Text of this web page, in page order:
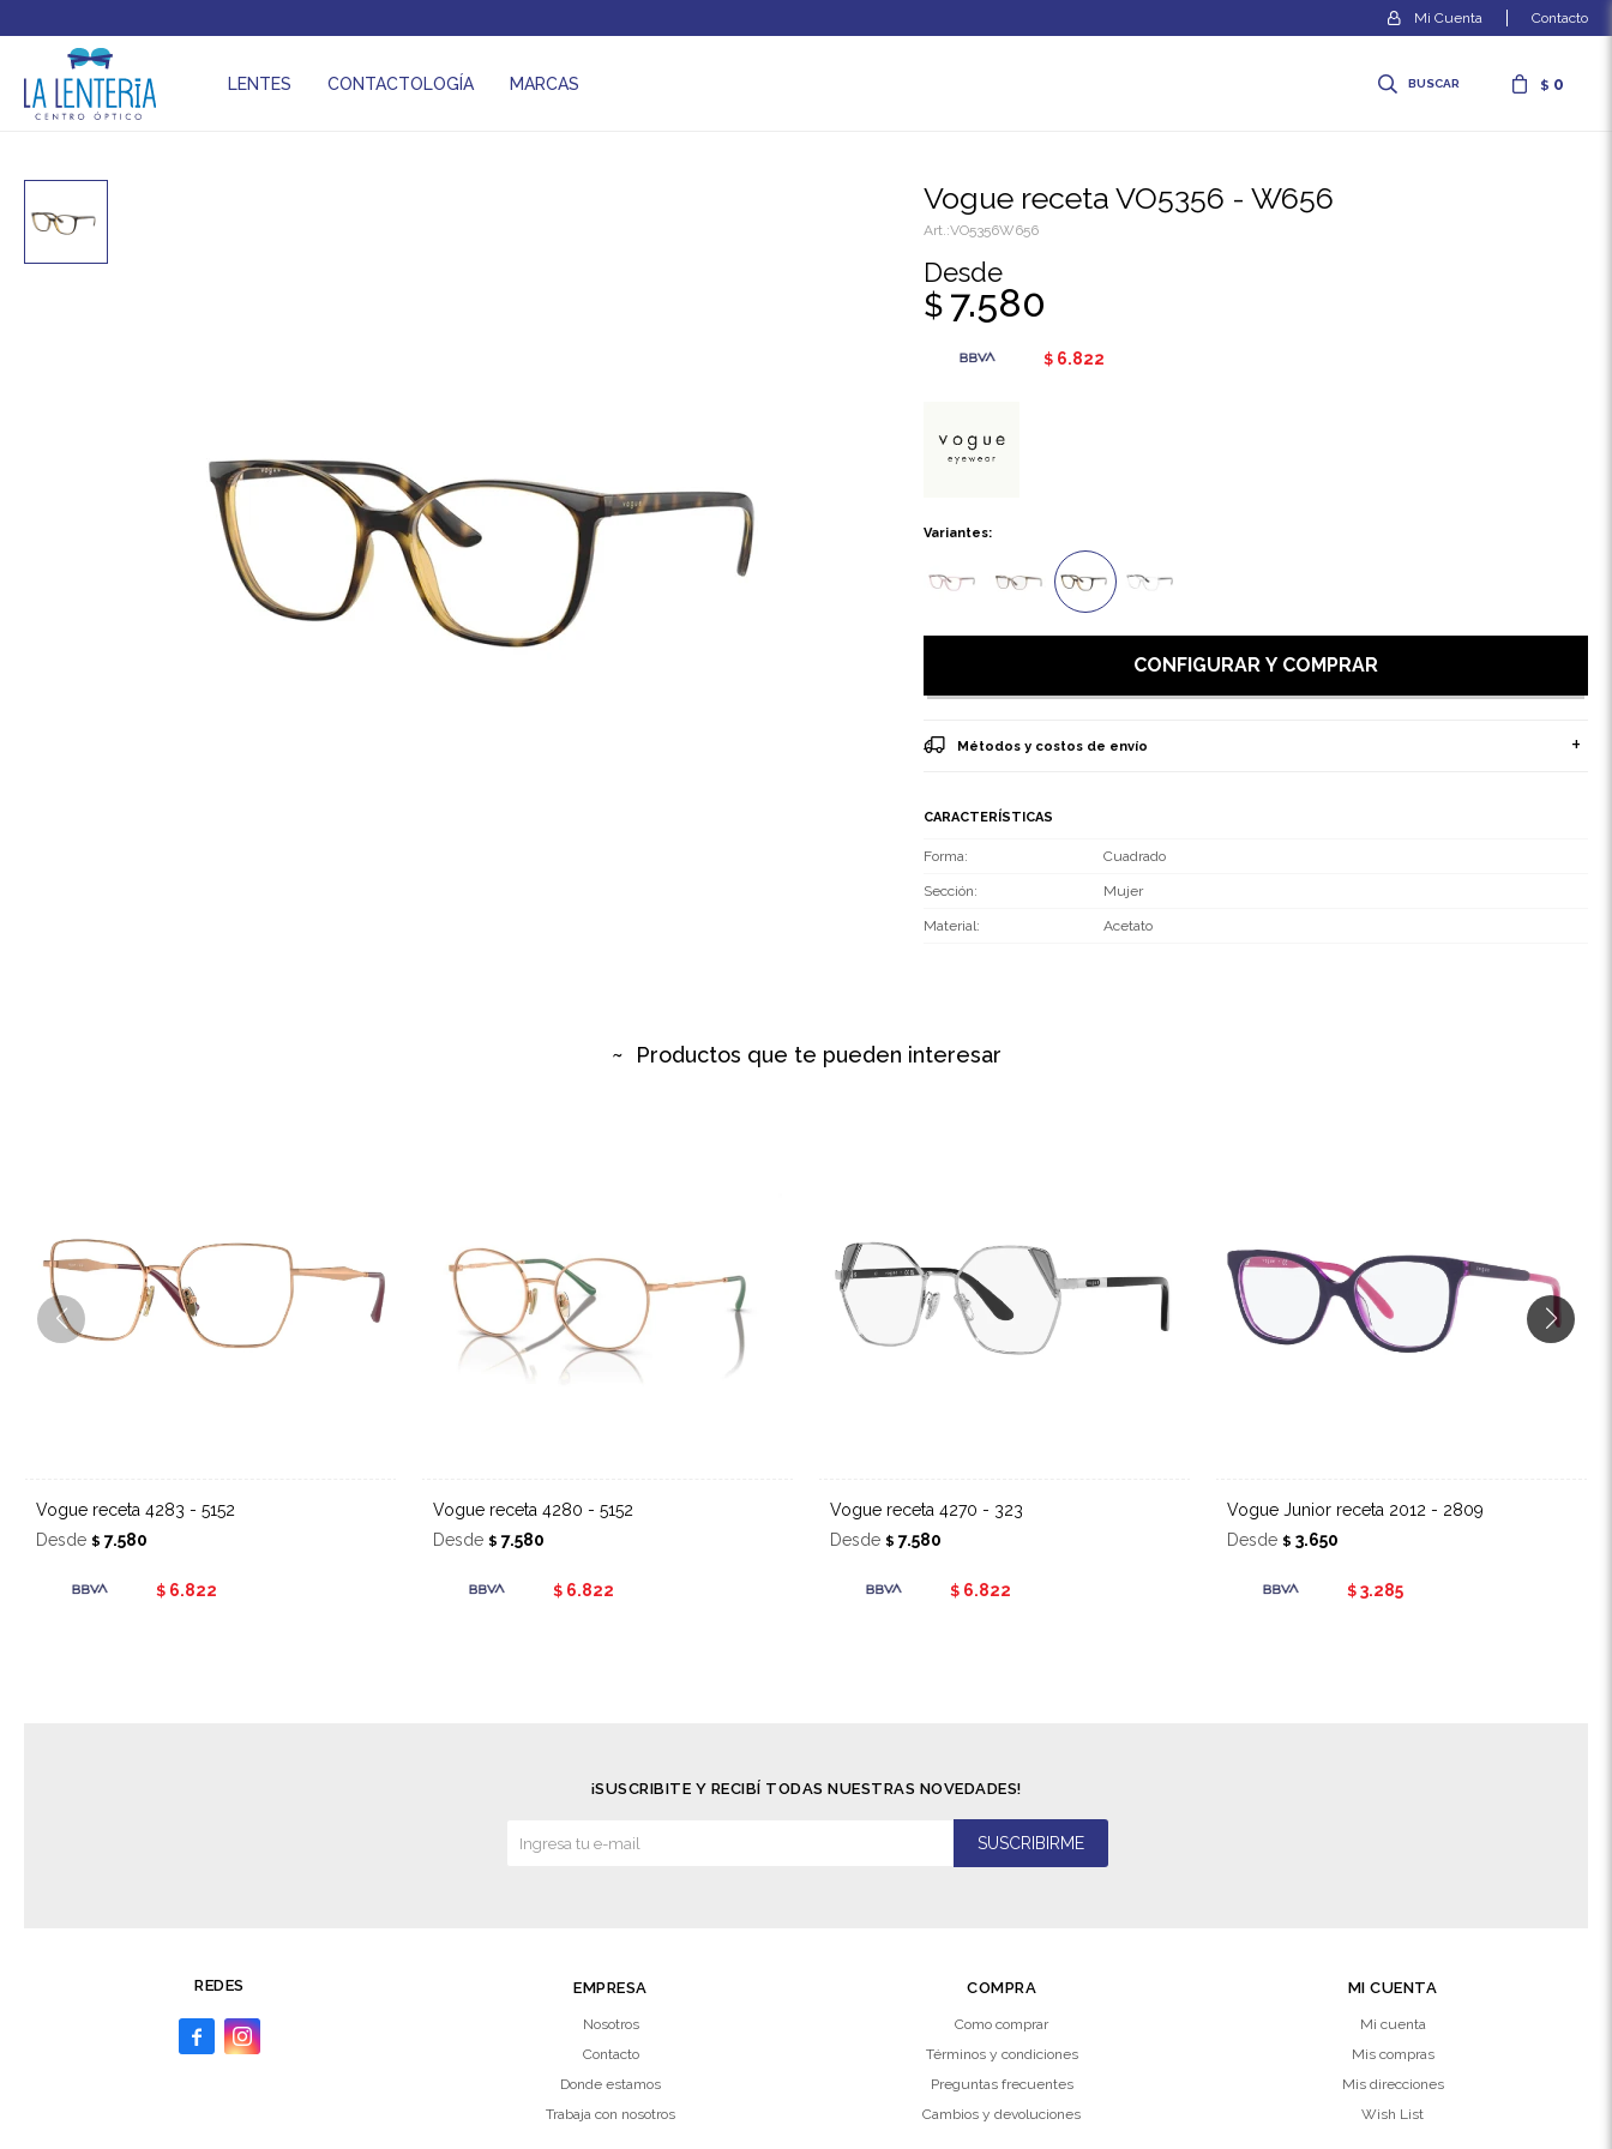
LENTES CONTACTOLOGÍA MARCAS $ 0
Contacto
Vogue receta VO5356 - W656
VO5356W656
Desde
$ 7.580
$ 6.822
Variantes:
CONFIGURAR Y COMPRAR
Métodos y costos de envío
CARACTERÍSTICAS
Forma Cuadrado
Sección Mujer
Material Acetato
Productos que te pueden interesar
Vogue receta 4283 - 5152
Desde $ 7.580
$ 6.822
Vogue receta 4280 - 5152
Desde $ 7.580
$ 6.822
Vogue receta 4270 - 323
Desde $ 7.580
$ 6.822
Vogue Junior receta 2012 - 2809
Desde $ 3.650
$ 3.285
REDES
 
EMPRESA
Nosotros
Contacto
Donde estamos
Trabaja con nosotros
COMPRA
Como comprar
Términos y condiciones
Preguntas frecuentes
Cambios y devoluciones
MI CUENTA
Mi cuenta
Mis compras
Mis direcciones
Wish List
¡SUSCRIBITE Y RECIBÍ TODAS NUESTRAS NOVEDADES!
SUSCRIBIRME